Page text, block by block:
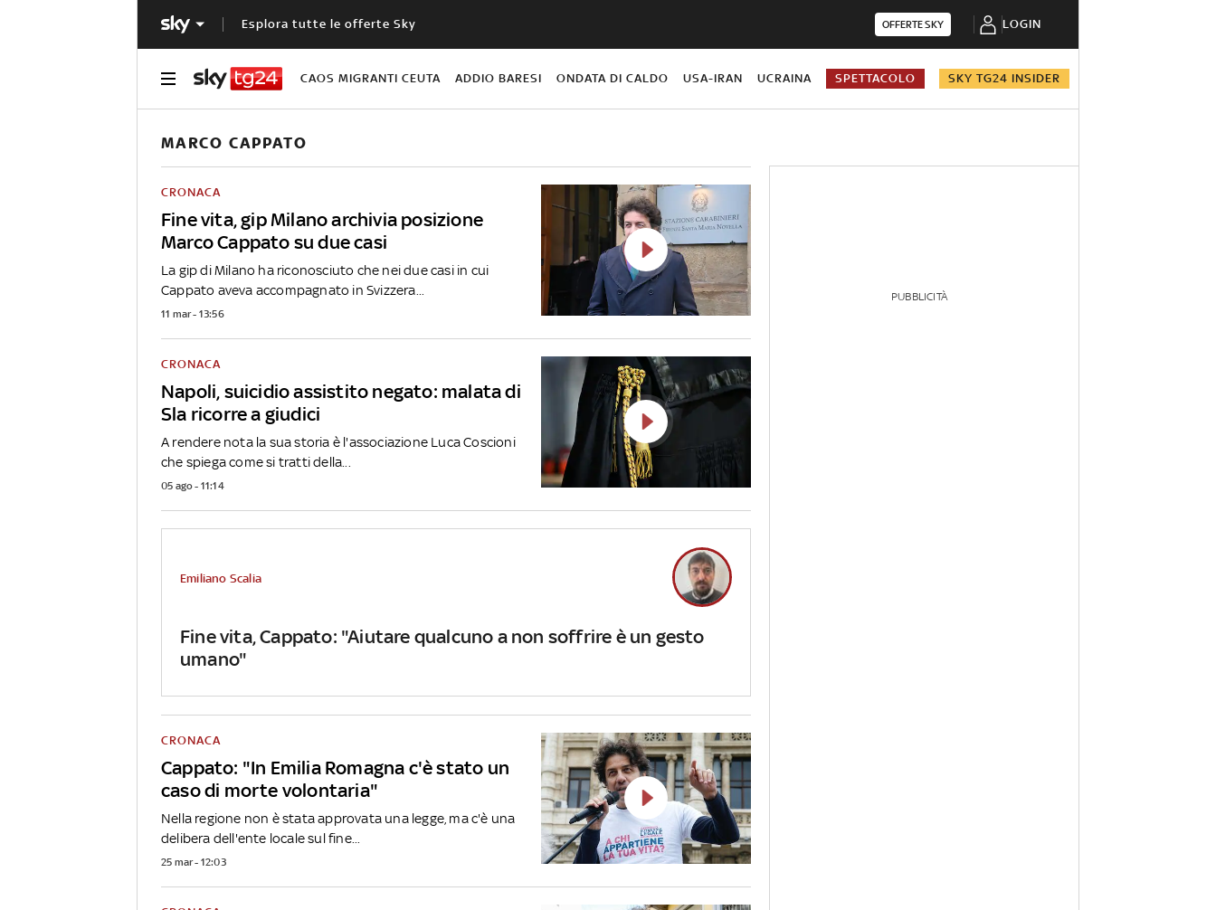
Esplora tutte le offerte Sky OFFERTE SKY LOGIN
CAOS MIGRANTI CEUTA ADDIO BARESI ONDATA DI CALDO USA-IRAN UCRAINA SPETTACOLO SKY TG24 INSIDER
MARCO CAPPATO
Fine vita, gip Milano archivia posizione
Marco Cappato su due casi
CRONACA
La gip di Milano ha riconosciuto che nei due casi in cui
Cappato aveva accompagnato in Svizzera...
11 mar - 13:56
Napoli, suicidio assistito negato: malata di
Sla ricorre a giudici
CRONACA
A rendere nota la sua storia è l'associazione Luca Coscioni
che spiega come si tratti della...
05 ago - 11:14
Fine vita, Cappato: "Aiutare qualcuno a non soffrire è un gesto
umano"
Emiliano Scalia
Cappato: "In Emilia Romagna c'è stato un
caso di morte volontaria"
CRONACA
Nella regione non è stata approvata una legge, ma c'è una
delibera dell'ente locale sul fine...
25 mar - 12:03
PUBBLICITÀ